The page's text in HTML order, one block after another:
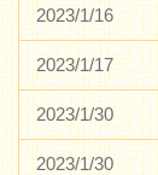
2023/1/16
2023/1/17
2023/1/30
2023/1/30